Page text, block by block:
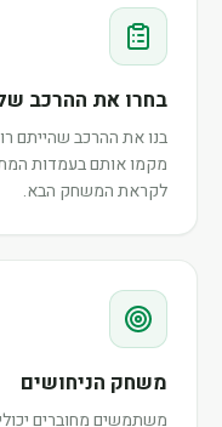
בחרו את ההרכב
בנו את ההרכב שהייתם
מקמו אותם בעמדות
לקראת המשחק הבא.
משחק הניחושים
משתמשים מחוברים